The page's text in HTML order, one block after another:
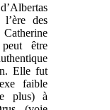
des
être
Elle fut
faible
plus) à